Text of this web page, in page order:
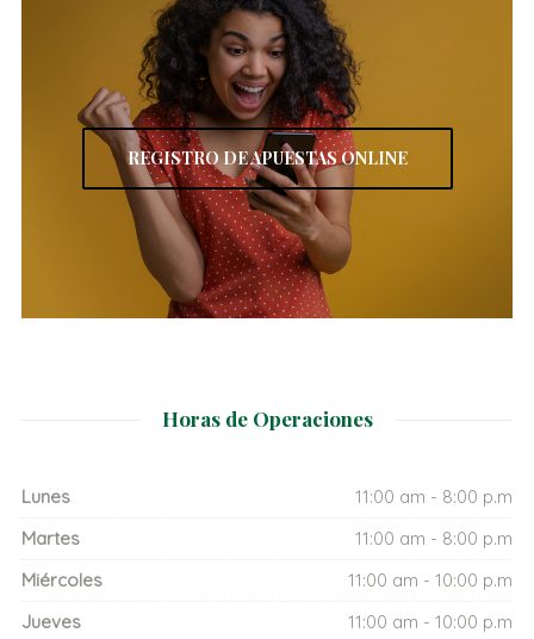
REGISTRO DE APUESTAS ONLINE
Horas de Operaciones
Lunes
11:00 am - 8:00 p.m
Martes
11:00 am - 8:00 p.m
Miércoles
11:00 am - 10:00 p.m
Jueves
11:00 am - 10:00 p.m